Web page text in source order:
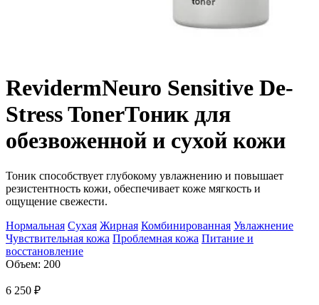
RevidermNeuro Sensitive De-
Stress TonerТоник для
обезвоженной и сухой кожи
Тоник способствует глубокому увлажнению и повышает
резистентность кожи, обеспечивает коже мягкость и
ощущение свежести.
Нормальная Сухая Жирная Комбинированная Увлажнение
Чувствительная кожа Проблемная кожа Питание и
восстановление
Объем: 200
6 250 ₽